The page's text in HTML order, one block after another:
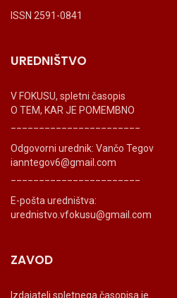
ISSN 2591-0841
UREDNIŠTVO
V FOKUSU, spletni časopis
O TEM, KAR JE POMEMBNO
Odgovorni urednik: Vančo Tegov
ianntegov6@gmail.com
E-pošta uredništva:
urednistvo.vfokusu@gmail.com
ZAVOD
Izdajatelj spletnega časopisa je